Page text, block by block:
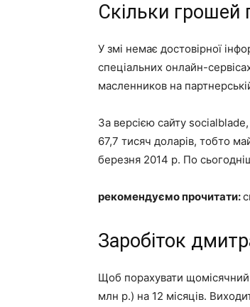
Скільки грошей
У змі немає достовірної
спеціальних онлайн-
масленников на
За версією сайту
67,7 тисяч доларів, тобто
березня 2014 р. По
рекомендуємо прочитати:
Заробіток
Щоб порахувати щомісячний
млн р.) на 12 місяців.